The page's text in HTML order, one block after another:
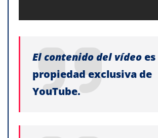
El contenido del vídeoes
propiedad exclusiva de
YouTube.